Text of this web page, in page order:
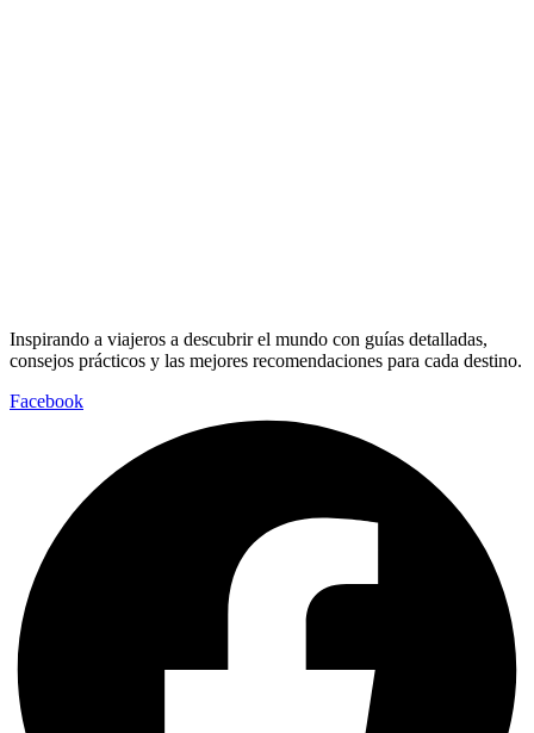
Inspirando a viajeros a descubrir el mundo con guías detalladas,
consejos prácticos y las mejores recomendaciones para cada destino.
Facebook